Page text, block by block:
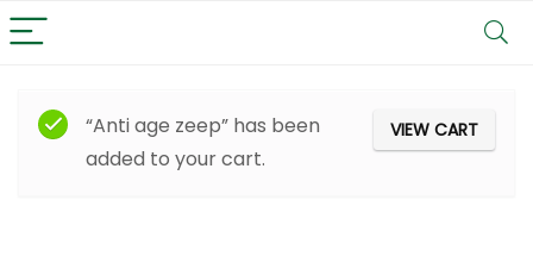
VIEW CART
“Anti age zeep” has been
added to your cart.